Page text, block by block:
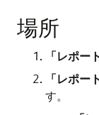
場所
「レポー
「レポー
す。